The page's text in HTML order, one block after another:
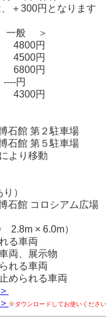
＋300円となります
般 ＞
円
円
円
円
円
石館 第２駐車場
石館 第５駐車場
より移動
）
石館 コロシアム広場
2.8m × 6.0m）
る車両
両、展示物
れる車両
められる車両
※ダウンロードしてお使いください